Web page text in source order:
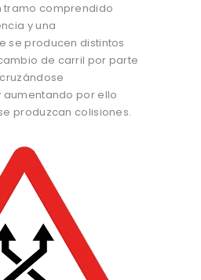
tramo comprendido
y una
se producen distintos
de carril por parte
aumentando por ello
produzcan colisiones.